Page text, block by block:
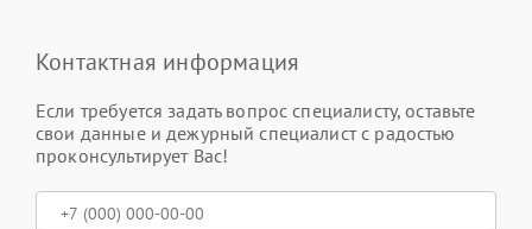
Контактная информация
Если требуется задать вопрос специалисту, оставьте
свои данные и дежурный специалист с радостью
проконсультирует Вас!